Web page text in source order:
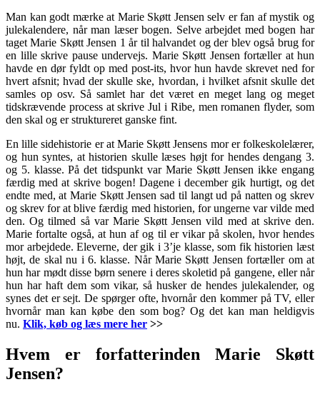
Man kan godt mærke at Marie Skøtt Jensen selv er fan af mystik og
julekalendere, når man læser bogen. Selve arbejdet med bogen har
taget Marie Skøtt Jensen 1 år til halvandet og der blev også brug for
en lille skrive pause undervejs. Marie Skøtt Jensen fortæller at hun
havde en dør fyldt op med post-its, hvor hun havde skrevet ned for
hvert afsnit; hvad der skulle ske, hvordan, i hvilket afsnit skulle det
samles op osv. Så samlet har det været en meget lang og meget
tidskrævende process at skrive Jul i Ribe, men romanen flyder, som
den skal og er struktureret ganske fint.
En lille sidehistorie er at Marie Skøtt Jensens mor er folkeskolelærer,
og hun syntes, at historien skulle læses højt for hendes dengang 3.
og 5. klasse. På det tidspunkt var Marie Skøtt Jensen ikke engang
færdig med at skrive bogen! Dagene i december gik hurtigt, og det
endte med, at Marie Skøtt Jensen sad til langt ud på natten og skrev
og skrev for at blive færdig med historien, for ungerne var vilde med
den. Og tilmed så var Marie Skøtt Jensen vild med at skrive den.
Marie fortalte også, at hun af og til er vikar på skolen, hvor hendes
mor arbejdede. Eleverne, der gik i 3’je klasse, som fik historien læst
højt, de skal nu i 6. klasse. Når Marie Skøtt Jensen fortæller om at
hun har mødt disse børn senere i deres skoletid på gangene, eller når
hun har haft dem som vikar, så husker de hendes julekalender, og
synes det er sejt. De spørger ofte, hvornår den kommer på TV, eller
hvornår man kan købe den som bog? Og det kan man heldigvis
nu. Klik, køb og læs mere her >>
Hvem er forfatterinden Marie Skøtt
Jensen?